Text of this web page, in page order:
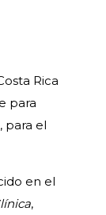
Rica
para
para el
en el
,